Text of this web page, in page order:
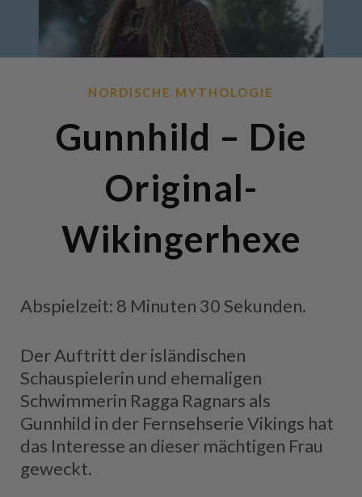
NORDISCHE MYTHOLOGIE
Gunnhild – Die
Original-
Wikingerhexe
Abspielzeit: 8 Minuten 30 Sekunden.
Der Auftritt der isländischen
Schauspielerin und ehemaligen
Schwimmerin Ragga Ragnars als
Gunnhild in der Fernsehserie Vikings hat
das Interesse an dieser mächtigen Frau
geweckt.